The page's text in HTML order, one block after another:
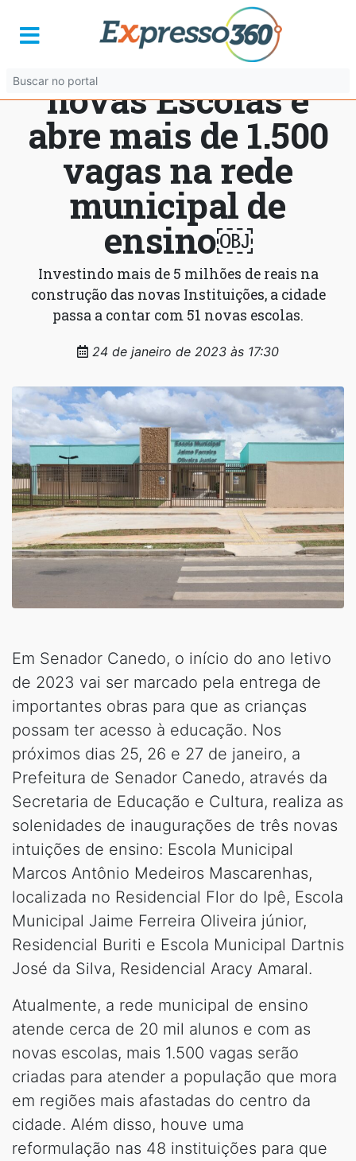
Senador Canedo
inaugura três
novas Escolas e
abre mais de 1.500
vagas na rede
municipal de
ensino￼
Investindo mais de 5 milhões de reais na
construção das novas Instituições, a cidade
passa a contar com 51 novas escolas.
24 de janeiro de 2023 às 17:30
Em Senador Canedo, o início do ano letivo
de 2023 vai ser marcado pela entrega de
importantes obras para que as crianças
possam ter acesso à educação. Nos
próximos dias 25, 26 e 27 de janeiro, a
Prefeitura de Senador Canedo, através da
Secretaria de Educação e Cultura, realiza as
solenidades de inaugurações de três novas
intuições de ensino: Escola Municipal
Marcos Antônio Medeiros Mascarenhas,
localizada no Residencial Flor do Ipê, Escola
Municipal Jaime Ferreira Oliveira júnior,
Residencial Buriti e Escola Municipal Dartnis
José da Silva, Residencial Aracy Amaral.
Atualmente, a rede municipal de ensino
atende cerca de 20 mil alunos e com as
novas escolas, mais 1.500 vagas serão
criadas para atender a população que mora
em regiões mais afastadas do centro da
cidade. Além disso, houve uma
reformulação nas 48 instituições para que